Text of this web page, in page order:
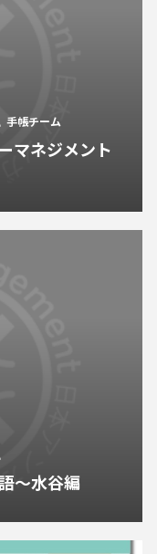
手帳チーム
マネジメント
～水谷編